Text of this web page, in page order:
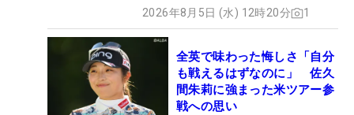
2026年8月5日 (水) 12時20分 1
全英で味わった悔しさ「自分
も戦えるはずなのに」 佐久
間朱莉に強まった米ツアー参
戦への思い